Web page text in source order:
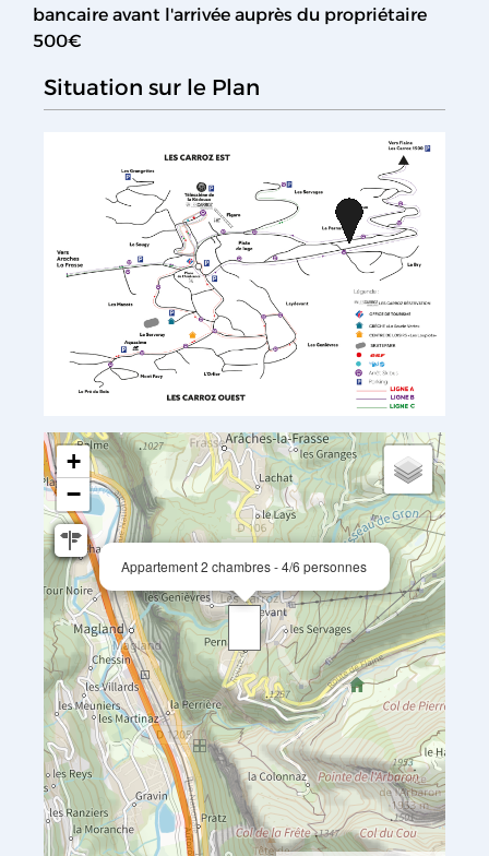
bancaire avant l'arrivée auprès du propriétaire
500€
Situation sur le Plan
Appartement 2 chambres - 4/6 personnes
+
−